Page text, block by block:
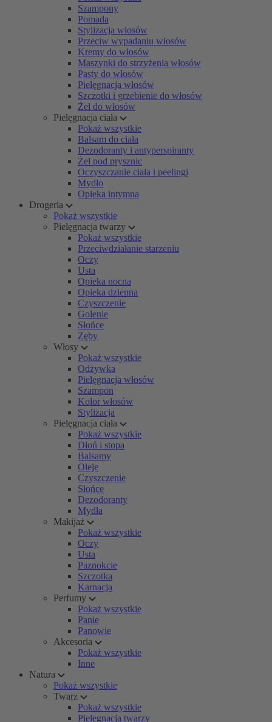
Szampony
Pomada
Stylizacja włosów
Przeciw wypadaniu włosów
Kremy do włosów
Maszynki do strzyżenia włosów
Pasty do włosów
Pielęgnacja włosów
Szczotki i grzebienie do włosów
Żel do włosów
Pielęgnacja ciała
Pokaż wszystkie
Balsam do ciała
Dezodoranty i antyperspiranty
Żel pod prysznic
Oczyszczanie ciała i peelingi
Mydło
Opieka intymna
Drogeria
Pokaż wszystkie
Pielęgnacja twarzy
Pokaż wszystkie
Przeciwdziałanie starzeniu
Oczy
Usta
Opieka nocna
Opieka dzienna
Czyszczenie
Golenie
Słońce
Zęby
Włosy
Pokaż wszystkie
Odżywka
Pielęgnacja włosów
Szampon
Kolor włosów
Stylizacja
Pielęgnacja ciała
Pokaż wszystkie
Dłoń i stopa
Balsamy
Oleje
Czyszczenie
Słońce
Dezodoranty
Mydła
Makijaż
Pokaż wszystkie
Oczy
Usta
Paznokcie
Szczotka
Karnacja
Perfumy
Pokaż wszystkie
Panie
Panowie
Akcesoria
Pokaż wszystkie
Inne
Natura
Pokaż wszystkie
Twarz
Pokaż wszystkie
Pielęgnacja twarzy